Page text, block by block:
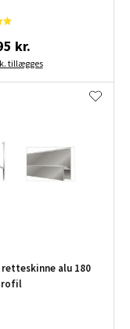
kr.
tillægges
alu 180